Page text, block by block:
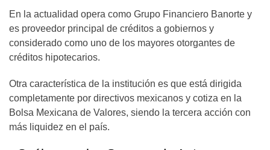
En la actualidad opera como Grupo Financiero Banorte y
es proveedor principal de créditos a gobiernos y
considerado como uno de los mayores otorgantes de
créditos hipotecarios.
Otra característica de la institución es que está dirigida
completamente por directivos mexicanos y cotiza en la
Bolsa Mexicana de Valores, siendo la tercera acción con
más liquidez en el país.